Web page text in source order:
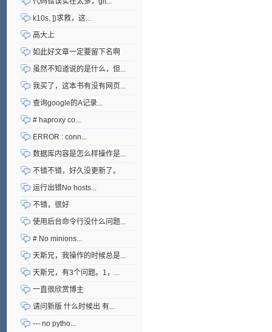
k10s, ])求救，这...
高大上
如此好文章一定要留下名啊
虽然不知道说的是什么，但...
我买了，这本书有没有网页...
查询google的A记录...
# haproxy co...
ERROR : conn...
数据库内容是怎么样操作是...
不错不错，好久没更新了。
运行出错No hosts...
不错，很好
使用后台命令行没什么问题...
# No minions...
天斯兄，我操作的时候总是...
天斯兄，有3个问题。1，...
一直很欣赏博主
请问新版 什么时候出 有...
--- no pytho...